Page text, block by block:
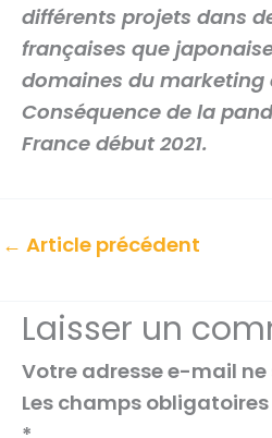
différents projets dans
françaises que
domaines du marketing
Conséquence de la
France début 2021.
← Article précédent
Laisser un
Votre adresse e-mail ne
Les champs